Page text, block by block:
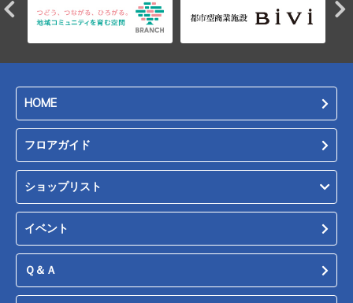
HOME
フロアガイド
ショップリスト
イベント
Ｑ＆Ａ